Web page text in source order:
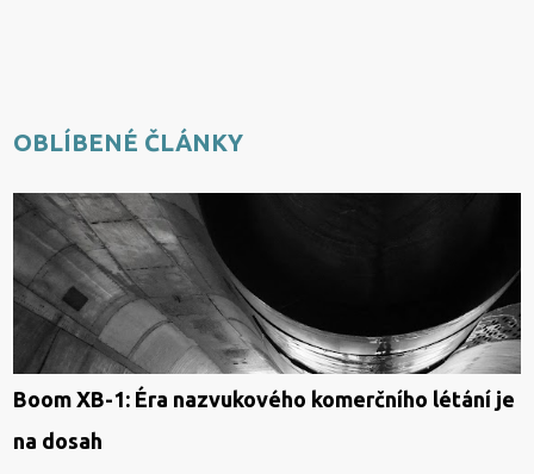
OBLÍBENÉ ČLÁNKY
Boom XB-1: Éra nazvukového komerčního létání je
na dosah